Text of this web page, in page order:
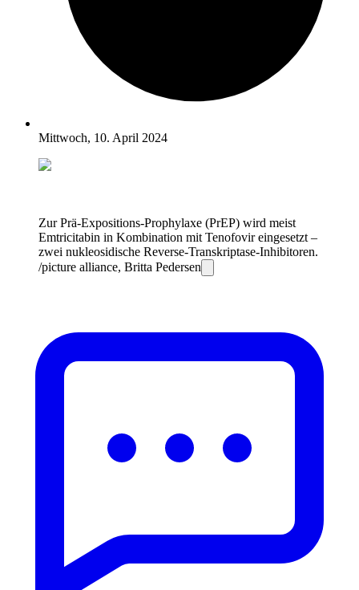
Mittwoch, 10. April 2024
Zur Prä-Expositions-Prophylaxe (PrEP) wird meist
Emtricitabin in Kombination mit Tenofovir eingesetzt –
zwei nukleosidische Reverse-Transkriptase-Inhibitoren.
/picture alliance, Britta Pedersen